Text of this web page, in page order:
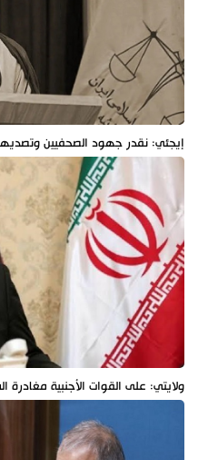
إيجئي: نقدر جهود الصحفيين وتصديهم
ولايتي: على القوات الأجنبية مغادرة